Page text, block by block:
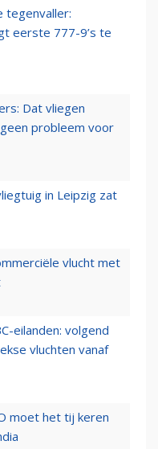
tegenvaller:
eerste 777-9’s te
Dat vliegen
probleem voor
in Leipzig zat
vlucht met
eilanden: volgend
vluchten vanaf
moet het tij keren